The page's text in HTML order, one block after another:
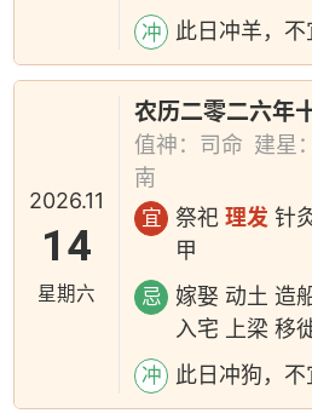
冲 此日冲羊，
2026.11
14
星期六
农历二零二六年
值神：司命 建星
南
宜 祭祀理发 针
甲
忌
嫁娶 动土 造
入宅 上梁 移
冲 此日冲狗，